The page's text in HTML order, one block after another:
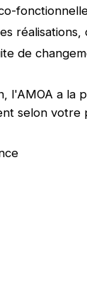
de
l'AMOA a la
selon votre